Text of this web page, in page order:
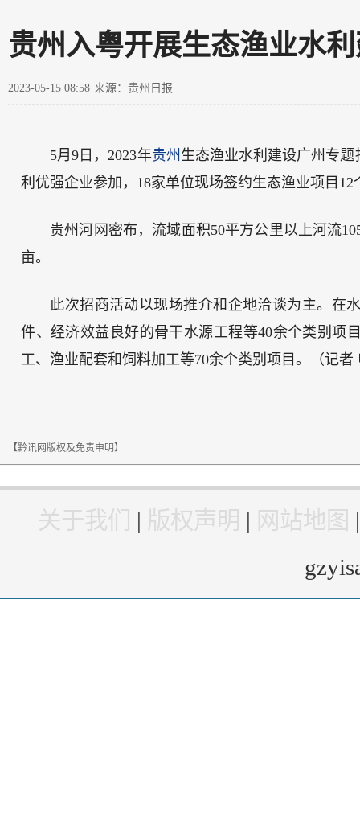
贵州入粤开展生态渔业水
2023-05-15 08:58 来源：贵州日报
5月9日，2023年贵州 生态渔业水利建设广州专
利优强企业参加，18家单位现场签约生态渔业项目
贵州河网密布，流域面积50平方公里以上河流
亩。
此次招商活动以现场推介和企地洽谈为主。在
件、经济效益良好的骨干水源工程等40余个类别项
工、渔业配套和饲料加工等70余个类别项目。（记者
【黔讯网版权及免责申明】
关于我们 | 版权声明 | 网站地图